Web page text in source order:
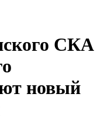
СКА
новый